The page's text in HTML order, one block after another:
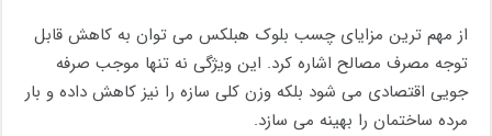
از مهم ترین مزایای چسب بلوک هبلکس می توان به کاهش قابل
توجه مصرف مصالح اشاره کرد. این ویژگی نه تنها موجب صرفه
جویی اقتصادی می شود بلکه وزن کلی سازه را نیز کاهش داده و بار
مرده ساختمان را بهینه می سازد.